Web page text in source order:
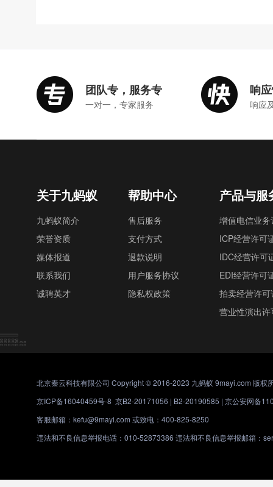
团队专，服务专
一对一，专家服务
响
响应
关于九蚂蚁
九蚂蚁简介
荣誉资质
媒体报道
联系我们
诚聘英才
帮助中心
售后服务
支付方式
退款说明
用户服务协议
隐私权政策
产品与服
增值电信业
ICP经营许可
IDC经营许可
EDI经营许可
拍卖经营许可
营业性演出许
北京秦云科技有限公司 Copyright © 2016-2023 九蚂蚁 9mayi.com 版权
京ICP备16040459号-8 京B2-20171056 | B2-20190585 | 京公安网备
客服邮箱：kefu@9mayi.com 或致电：400-825-8250
违法和不良信息举报电话：010-52873386 违法和不良信息举报邮箱：